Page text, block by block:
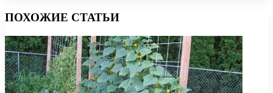
ПОХОЖИЕ СТАТЬИ